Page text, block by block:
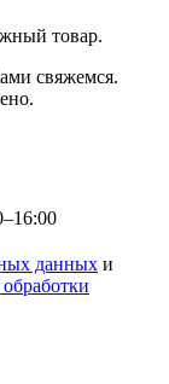
товар.
свяжемся.
данных и